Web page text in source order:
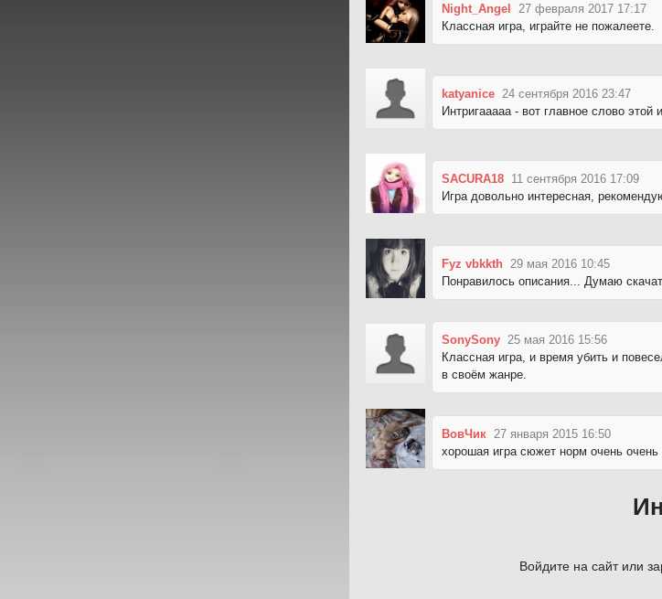
Night_Angel
27 февраля 2017 17:17
Классная игра, играйте не пожалеете.
katyanice 24 сентября 2016 23:47
Интригааааа - вот главное слово этой
SACURA18 11 сентября 2016 17:09
Игра довольно интересная,
Fyz vbkkth 29 мая 2016 10:45
Понравилось описания... Думаю
SonySony 25 мая 2016 15:56
Классная игра, и время убить и
в своём жанре.
ВовЧик 27 января 2015 16:50
хорошая игра сюжет норм очень очень
Войдите на сайт или